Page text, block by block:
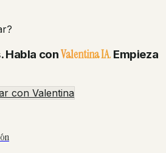
Habla conValentina IA. Empieza
con Valentina